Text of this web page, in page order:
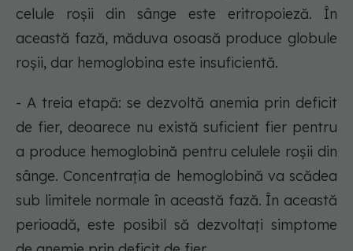
celule roșii din sânge este eritropoieză. În
această fază, măduva osoasă produce globule
roșii, dar hemoglobina este insuficientă.
- A treia etapă: se dezvoltă anemia prin deficit
de fier, deoarece nu există suficient fier pentru
a produce hemoglobină pentru celulele roșii din
sânge. Concentrația de hemoglobină va scădea
sub limitele normale în această fază. În această
perioadă, este posibil să dezvoltați simptome